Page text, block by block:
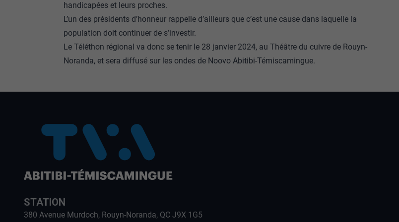
handicapées et leurs proches.
L’un des présidents d’honneur rappelle d’ailleurs que c’est une cause dans laquelle la
population doit continuer de s’investir.
Le Téléthon régional va donc se tenir le 28 janvier 2024, au Théâtre du cuivre de Rouyn-
Noranda, et sera diffusé sur les ondes de Noovo Abitibi-Témiscamingue.
STATION
380 Avenue Murdoch, Rouyn-Noranda, QC J9X 1G5